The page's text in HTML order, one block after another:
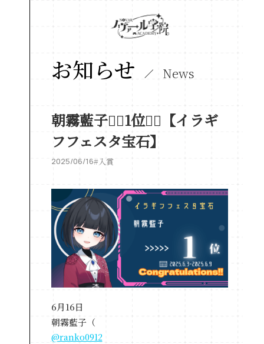
お知らせ News
朝霧藍子❤️‍🔥1位❤️‍🔥【イラギ
フフェスタ宝石】
2025/06/16#入賞
6月16日
朝霧藍子（
@ranko0912